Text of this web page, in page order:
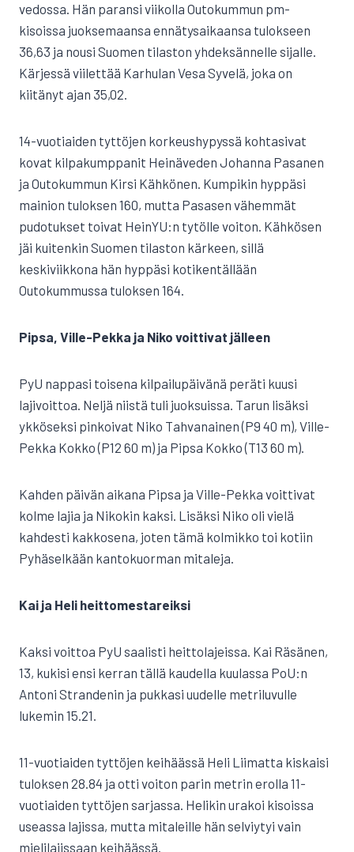
vedossa. Hän paransi viikolla Outokummun pm-
kisoissa juoksemaansa ennätysaikaansa tulokseen
36,63 ja nousi Suomen tilaston yhdeksännelle sijalle.
Kärjessä viilettää Karhulan Vesa Syvelä, joka on
kiitänyt ajan 35,02.
14-vuotiaiden tyttöjen korkeushypyssä kohtasivat
kovat kilpakumppanit Heinäveden Johanna Pasanen
ja Outokummun Kirsi Kähkönen. Kumpikin hyppäsi
mainion tuloksen 160, mutta Pasasen vähemmät
pudotukset toivat HeinYU:n tytölle voiton. Kähkösen
jäi kuitenkin Suomen tilaston kärkeen, sillä
keskiviikkona hän hyppäsi kotikentällään
Outokummussa tuloksen 164.
Pipsa, Ville-Pekka ja Niko voittivat jälleen
PyU nappasi toisena kilpailupäivänä peräti kuusi
lajivoittoa. Neljä niistä tuli juoksuissa. Tarun lisäksi
ykköseksi pinkoivat Niko Tahvanainen (P9 40 m), Ville-
Pekka Kokko (P12 60 m) ja Pipsa Kokko (T13 60 m).
Kahden päivän aikana Pipsa ja Ville-Pekka voittivat
kolme lajia ja Nikokin kaksi. Lisäksi Niko oli vielä
kahdesti kakkosena, joten tämä kolmikko toi kotiin
Pyhäselkään kantokuorman mitaleja.
Kai ja Heli heittomestareiksi
Kaksi voittoa PyU saalisti heittolajeissa. Kai Räsänen,
13, kukisi ensi kerran tällä kaudella kuulassa PoU:n
Antoni Strandenin ja pukkasi uudelle metriluvulle
lukemin 15.21.
11-vuotiaiden tyttöjen keihäässä Heli Liimatta kiskaisi
tuloksen 28.84 ja otti voiton parin metrin erolla 11-
vuotiaiden tyttöjen sarjassa. Helikin urakoi kisoissa
useassa lajissa, mutta mitaleille hän selviytyi vain
mielilajissaan keihäässä.